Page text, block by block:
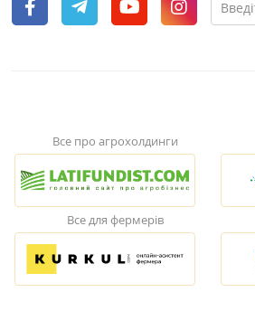
Все про агрохолдинги
Все для фермерів